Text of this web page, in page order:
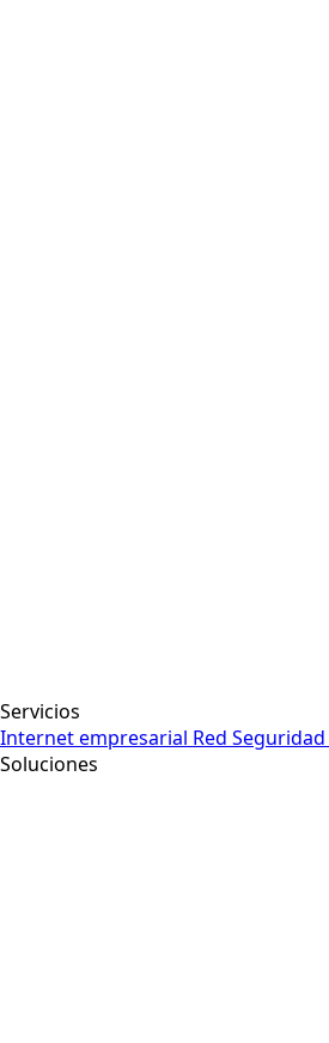
Servicios
Internet empresarial Red Seguridad
Soluciones